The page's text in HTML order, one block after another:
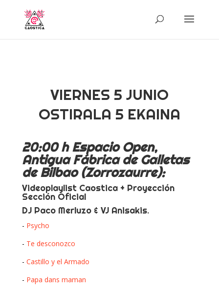
VIERNES 5 JUNIO
OSTIRALA 5 EKAINA
20:00 h Espacio Open,
Antigua Fábrica de Galletas
de Bilbao (Zorrozaurre):
Videoplaylist Caostica + Proyección
Sección Oficial
DJ Paco Merluzo & VJ Anisakis.
- Psycho
- Te desconozco
- Castillo y el Armado
- Papa dans maman